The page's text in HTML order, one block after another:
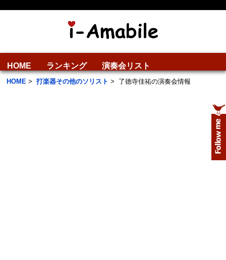
HOME ランキング 演奏会リスト
HOME > 打楽器その他のソリスト > 了徳寺佳祐の演奏会情報